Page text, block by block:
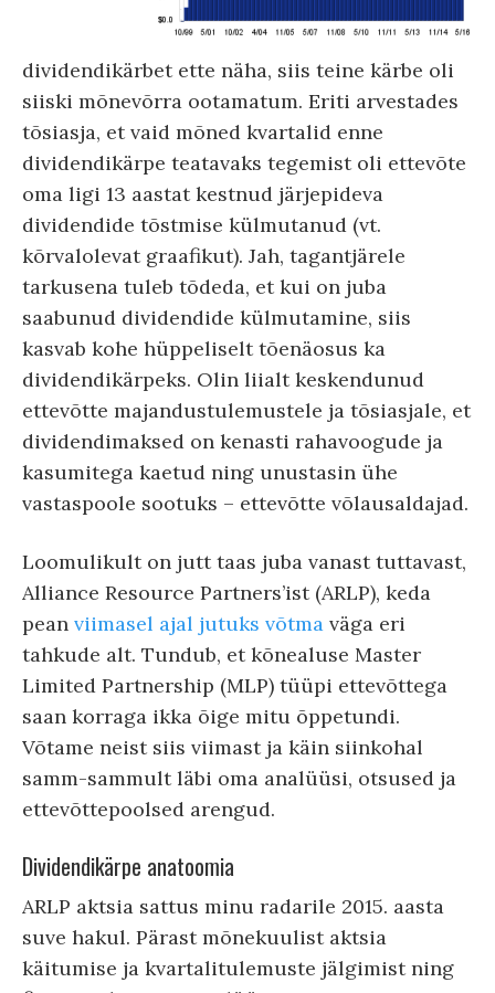
dividendikärbet ette näha, siis teine kärbe oli
siiski mõnevõrra ootamatum. Eriti arvestades
tõsiasja, et vaid mõned kvartalid enne
dividendikärpe teatavaks tegemist oli ettevõte
oma ligi 13 aastat kestnud järjepideva
dividendide tõstmise külmutanud (vt.
kõrvalolevat graafikut). Jah, tagantjärele
tarkusena tuleb tõdeda, et kui on juba
saabunud dividendide külmutamine, siis
kasvab kohe hüppeliselt tõenäosus ka
dividendikärpeks. Olin liialt keskendunud
ettevõtte majandustulemustele ja tõsiasjale, et
dividendimaksed on kenasti rahavoogude ja
kasumitega kaetud ning unustasin ühe
vastaspoole sootuks – ettevõtte võlausaldajad.
Loomulikult on jutt taas juba vanast tuttavast,
Alliance Resource Partners’ist (ARLP), keda
pean viimasel ajal jutuks võtma väga eri
tahkude alt. Tundub, et kõnealuse Master
Limited Partnership (MLP) tüüpi ettevõttega
saan korraga ikka õige mitu õppetundi.
Võtame neist siis viimast ja käin siinkohal
samm-sammult läbi oma analüüsi, otsused ja
ettevõttepoolsed arengud.
Dividendikärpe anatoomia
ARLP aktsia sattus minu radarile 2015. aasta
suve hakul. Pärast mõnekuulist aktsia
käitumise ja kvartalitulemuste jälgimist ning